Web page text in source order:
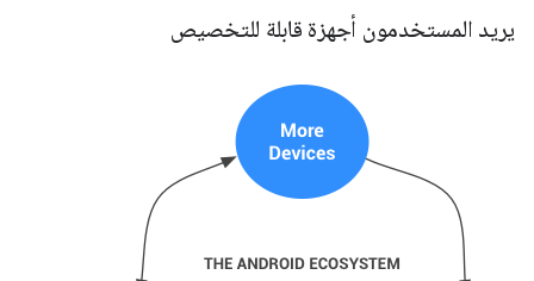
يريد المستخدمون أجهزة قابلة للتخصيص